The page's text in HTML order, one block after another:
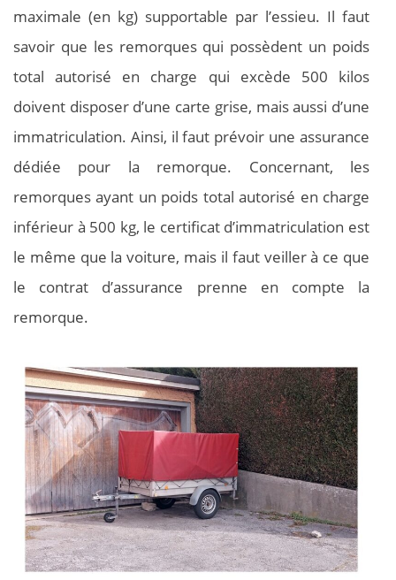
maximale (en kg) supportable par l’essieu. Il faut
savoir que les remorques qui possèdent un poids
total autorisé en charge qui excède 500 kilos
doivent disposer d’une carte grise, mais aussi d’une
immatriculation. Ainsi, il faut prévoir une assurance
dédiée pour la remorque. Concernant, les
remorques ayant un poids total autorisé en charge
inférieur à 500 kg, le certificat d’immatriculation est
le même que la voiture, mais il faut veiller à ce que
le contrat d’assurance prenne en compte la
remorque.